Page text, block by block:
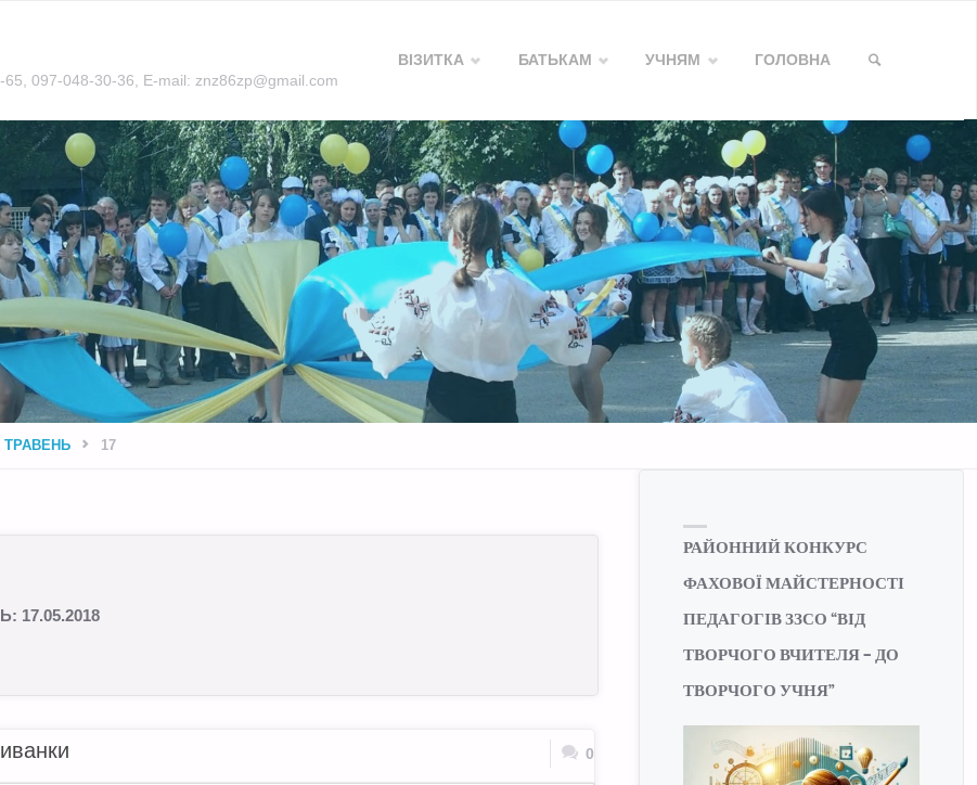
097-048-30-36, E-mail: znz86zp@gmail.com
content
ВІЗИТКА БАТЬКАМ УЧНЯМ ГОЛОВНА
SEARCH
ТРАВЕНЬ 17
17.05.2018
0
РАЙОННИЙ КОНКУРС
ФАХОВОЇ МАЙСТЕРНОСТІ
ПЕДАГОГІВ ЗЗСО “ВІД
ТВОРЧОГО ВЧИТЕЛЯ – ДО
ТВОРЧОГО УЧНЯ”